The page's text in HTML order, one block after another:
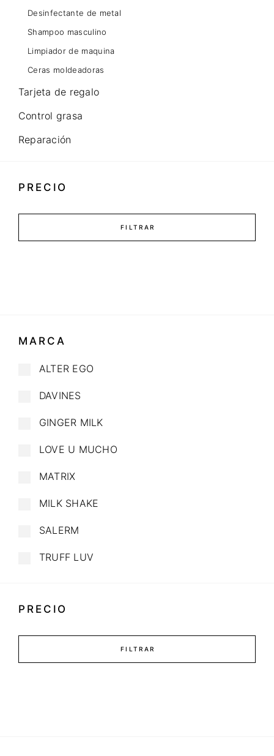
Desinfectante de metal
Shampoo masculino
Limpiador de maquina
Ceras moldeadoras
Tarjeta de regalo
Control grasa
Reparación
PRECIO
FILTRAR
MARCA
ALTER EGO
DAVINES
GINGER MILK
LOVE U MUCHO
MATRIX
MILK SHAKE
SALERM
TRUFF LUV
PRECIO
FILTRAR